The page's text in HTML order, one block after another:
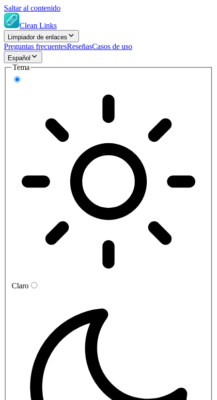
Saltar al contenido
Clean Links
Limpiador de enlaces
Preguntas frecuentesReseñasCasos de uso
Español
Tema
Claro